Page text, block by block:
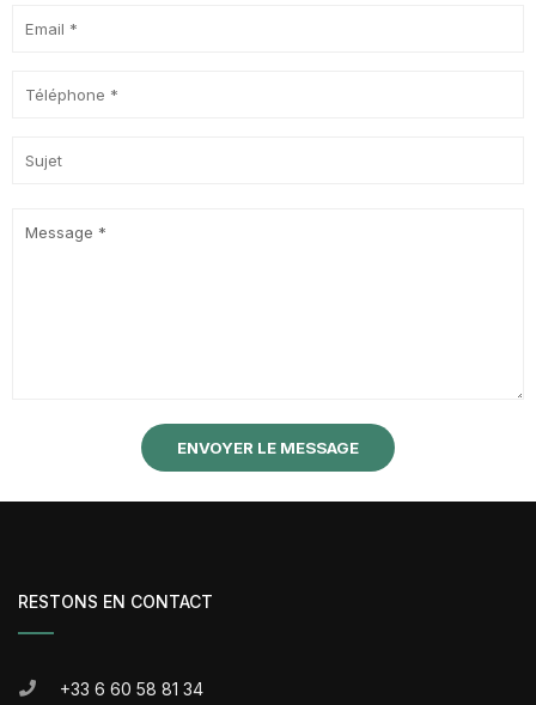
RESTONS EN CONTACT
+33 6 60 58 81 34